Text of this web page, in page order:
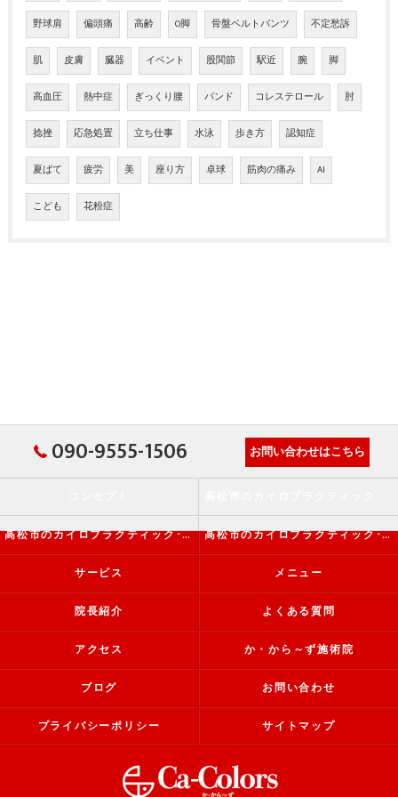
野球肩 偏頭痛 高齢 O脚 骨盤ベルトパンツ 不定愁訴
肌 皮膚 臓器 イベント 股関節 駅近 腕 脚
高血圧 熱中症 ぎっくり腰 バンド コレステロール 肘
捻挫 応急処置 立ち仕事 水泳 歩き方 認知症
夏ばて 疲労 美 座り方 卓球 筋肉の痛み AI
こども 花粉症
090-9555-1506 お問い合わせはこちら
高松市のカイロプラクティック･か・から～ず施術院の評判 高松市のカイロプラクティック･か・から～ず施術院のお客様の声
サービス メニュー
院長紹介 よくある質問
アクセス か・から～ず施術院
ブログ お問い合わせ
プライバシーポリシー サイトマップ